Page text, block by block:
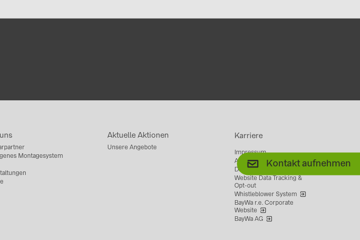
Montagesystem
Aktuelle Aktionen
Unsere Angebote
Karriere
Impressum
AGB
Datenschutz
Website Data Tracking &
Opt-out
Whistleblower System
BayWa r.e. Corporate
Website
BayWa AG
Kontakt aufnehmen